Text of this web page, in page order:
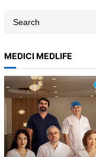
r
c
h
MEDICI MEDLIFE